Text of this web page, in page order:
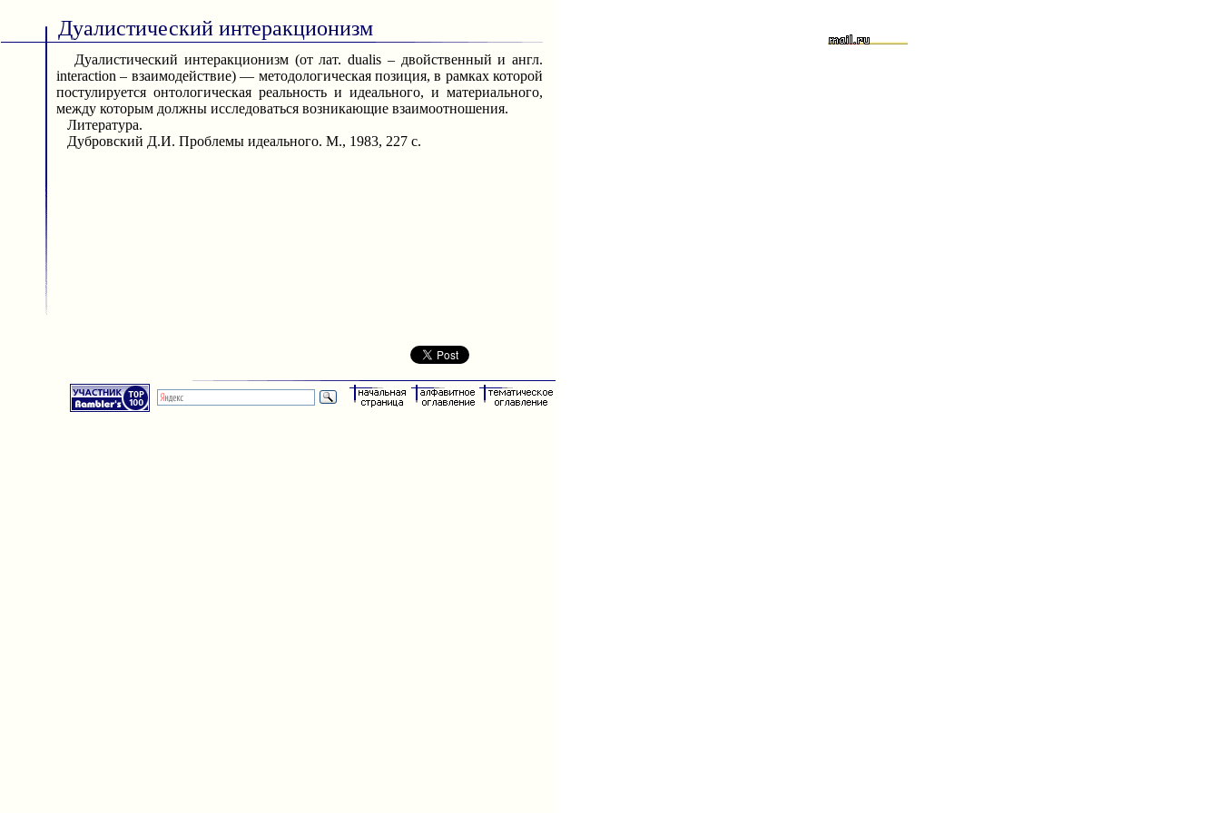
Дуалистический интеракционизм
Дуалистический интеракционизм (от лат. dualis – двойственный и англ.
interaction – взаимодействие) — методологическая позиция, в рамках которой
постулируется онтологическая реальность и идеального, и материального,
между которым должны исследоваться возникающие взаимоотношения.
Литература.
Дубровский Д.И. Проблемы идеального. М., 1983, 227 с.